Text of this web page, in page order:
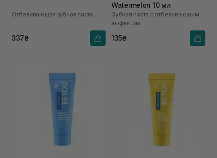
Отбеливающая зубная паста
337₴
Watermelon 10 мл
Зубная паста с отбеливающим
эффектом
135₴